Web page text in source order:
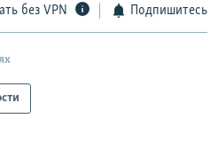
без VPN Подпишитесь